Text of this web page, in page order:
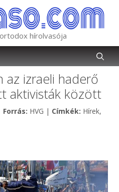
hírolvasója
az izraeli haderő
aktivisták között
Forrás: Kategória
HVG | Címkék: Címkék
Hírek,